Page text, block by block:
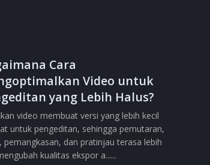
Cara
Video untuk
yang Lebih Halus?
video membuat versi yang lebih kecil
untuk pengeditan, sehingga pemutaran,
pemangkasan, dan pratinjau terasa lebih
kualitas ekspor a......